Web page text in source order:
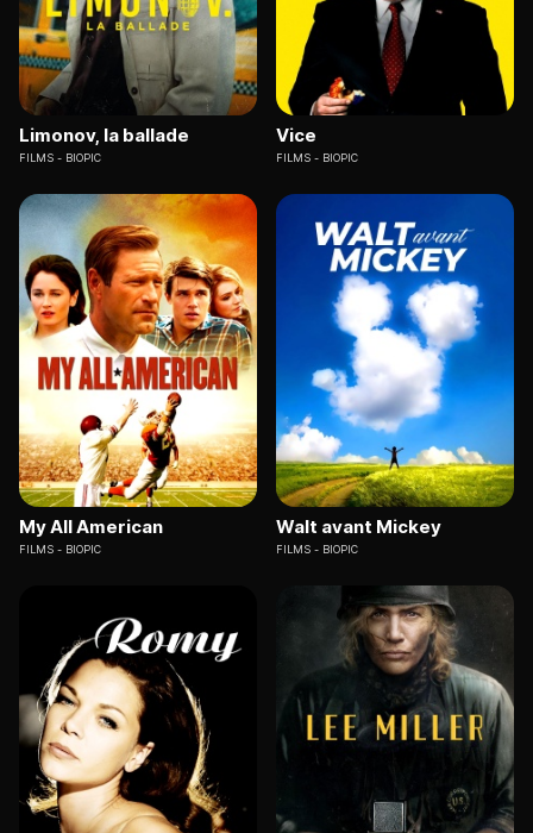
Limonov, la ballade
FILMS BIOPIC
Vice
FILMS BIOPIC
My All American
FILMS BIOPIC
Walt avant Mickey
FILMS BIOPIC